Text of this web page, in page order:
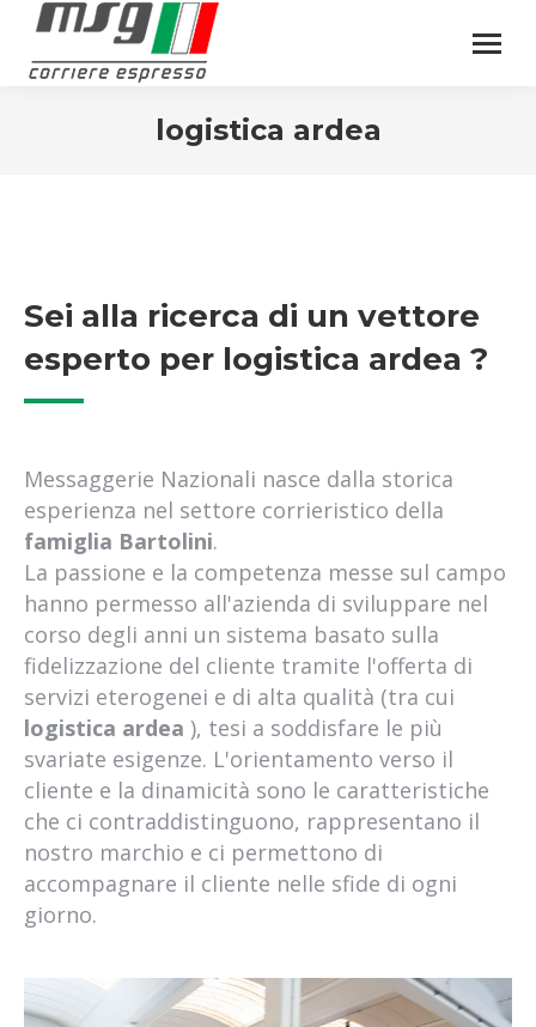
logistica ardea
Sei alla ricerca di un vettore
esperto per logistica ardea ?
Messaggerie Nazionali nasce dalla storica
esperienza nel settore corrieristico della
famiglia Bartolini.
La passione e la competenza messe sul campo
hanno permesso all'azienda di sviluppare nel
corso degli anni un sistema basato sulla
fidelizzazione del cliente tramite l'offerta di
servizi eterogenei e di alta qualità (tra cui
logistica ardea ), tesi a soddisfare le più
svariate esigenze. L'orientamento verso il
cliente e la dinamicità sono le caratteristiche
che ci contraddistinguono, rappresentano il
nostro marchio e ci permettono di
accompagnare il cliente nelle sfide di ogni
giorno.